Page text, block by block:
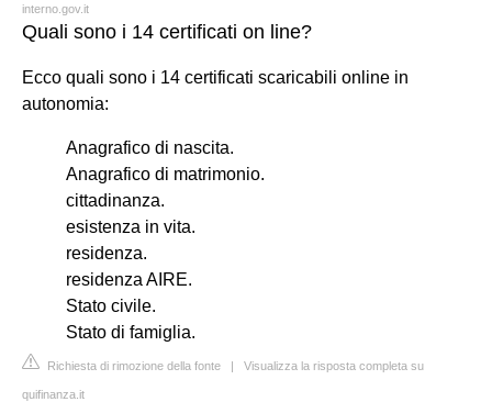
interno.gov.it
Quali sono i 14 certificati on line?
Ecco quali sono i 14 certificati scaricabili online in
autonomia:
Anagrafico di nascita.
Anagrafico di matrimonio.
cittadinanza.
esistenza in vita.
residenza.
residenza AIRE.
Stato civile.
Stato di famiglia.
Richiesta di rimozione della fonte | Visualizza la risposta completa su
quifinanza.it